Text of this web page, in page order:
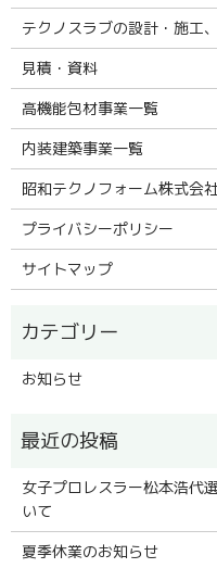
テクノスラブの設計・施工
見積・資料
高機能包材事業一覧
内装建築事業一覧
昭和テクノフォーム株式会
プライバシーポリシー
サイトマップ
お知らせ
女子プロレスラー松本浩代
いて
夏季休業のお知らせ